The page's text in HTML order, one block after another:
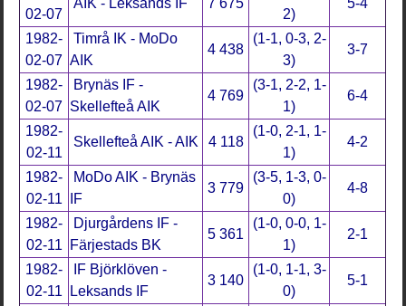
02-07 2)
1982-
02-07
Timrå IK - MoDo
AIK
4 438
(1-1, 0-3, 2-
3)
3-7
1982-
02-07
Brynäs IF -
Skellefteå AIK
4 769
(3-1, 2-2, 1-
1)
6-4
1982-
02-11
Skellefteå AIK - AIK 4 118
(1-0, 2-1, 1-
1)
4-2
1982-
02-11
MoDo AIK - Brynäs
IF
3 779
(3-5, 1-3, 0-
0)
4-8
1982-
02-11
Djurgårdens IF -
Färjestads BK
5 361
(1-0, 0-0, 1-
1)
2-1
1982-
02-11
IF Björklöven -
Leksands IF
3 140
(1-0, 1-1, 3-
0)
5-1